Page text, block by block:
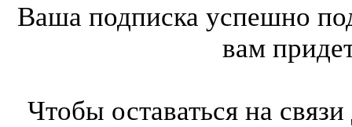
Ваша подписка успешно
вам
Чтобы оставаться на